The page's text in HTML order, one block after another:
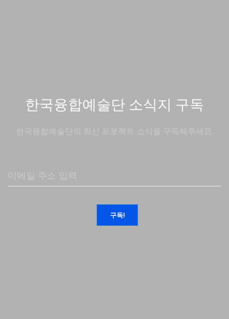
한국융합예술단 소식지 구독
한국융합예술단의 최신 프로젝트 소식을 구독해주세요.